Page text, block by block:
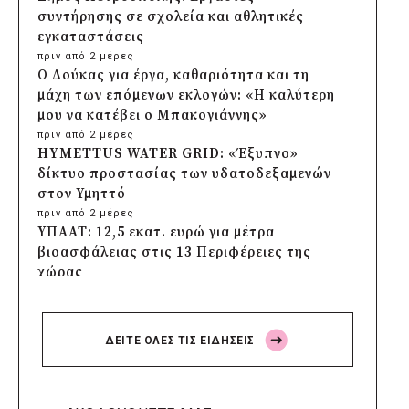
συντήρησης σε σχολεία και αθλητικές
εγκαταστάσεις
πριν από 2 μέρες
Ο Δούκας για έργα, καθαριότητα και τη
μάχη των επόμενων εκλογών: «Η καλύτερη
μου να κατέβει ο Μπακογιάννης»
πριν από 2 μέρες
HYMETTUS WATER GRID: «Έξυπνο»
δίκτυο προστασίας των υδατοδεξαμενών
στον Υμηττό
πριν από 2 μέρες
ΥΠΑΑΤ: 12,5 εκατ. ευρώ για μέτρα
βιοασφάλειας στις 13 Περιφέρειες της
χώρας
Πρέσπεια 2026: Έξι ημέρες πολιτισμού,
μουσικής και γαστρονομίας στη Φλώρινα
Δήμος Πέλλας: Σε προσωρινή αναστολή
ΔΕΙΤΕ ΟΛΕΣ ΤΙΣ ΕΙΔΗΣΕΙΣ